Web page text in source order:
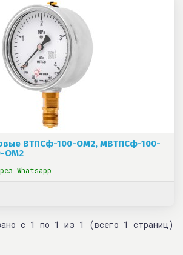
ВТПСф-100-ОМ2, МВТПСф-100-
ОМ2
Whatsapp
с 1 по 1 из 1 (всего 1 страниц)